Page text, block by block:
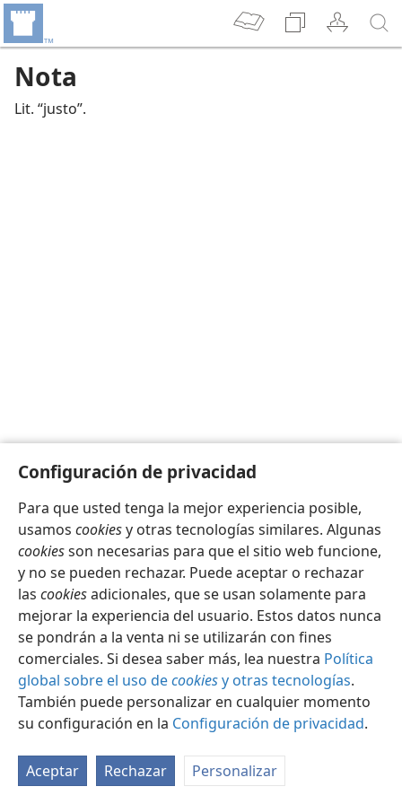
Configuración de privacidad
Para que usted tenga la mejor experiencia posible,
usamos cookiesy otras tecnologías similares. Algunas
cookiesson necesarias para que el sitio web funcione,
y no se pueden rechazar. Puede aceptar o rechazar
las cookiesadicionales, que se usan solamente para
mejorar la experiencia del usuario. Estos datos nunca
se pondrán a la venta ni se utilizarán con fines
comerciales. Si desea saber más, lea nuestra Política
global sobre el uso decookiesy otras tecnologías.
También puede personalizar en cualquier momento
su configuración en la Configuración de privacidad.
Aceptar Rechazar Personalizar
Nota
Lit. “justo”.
Español Configuración
Copyright© 2026 Watch Tower Bible and Tract Society of Pennsylvania
Condiciones de uso
Política de privacidad
Configuración de privacidad
JW.ORG Iniciar sesión